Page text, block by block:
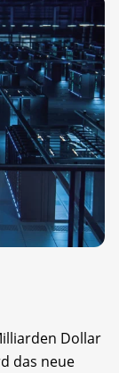
Dollar
das neue